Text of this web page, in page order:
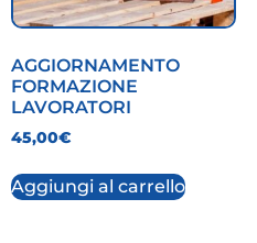
AGGIORNAMENTO
FORMAZIONE
LAVORATORI
45,00€
Aggiungi al carrello